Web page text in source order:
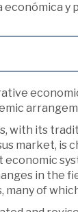
económica y
with its
market, is
economic
in the
many of